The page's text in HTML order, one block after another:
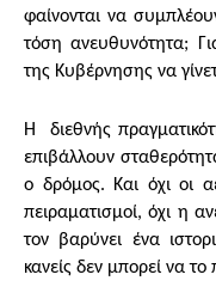
φαίνονται να
τόση ανευθυνότητα;
της Κυβέρνησης να
Η διεθνής
επιβάλλουν
ο δρόμος. Και όχι οι
πειραματισμοί, όχι η
τον βαρύνει ένα
κανείς δεν μπορεί να